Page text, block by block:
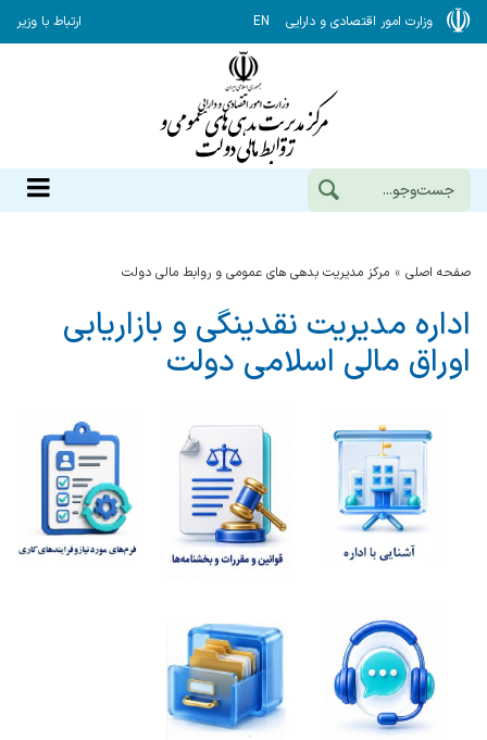
وزارت امور اقتصادی و دارایی EN ارتباط با وزیر
صفحه اصلی مرکز مدیریت بدهی های عمومی و روابط مالی دولت
اداره مدیریت نقدینگی و بازاریابی
اوراق مالی اسلامی دولت